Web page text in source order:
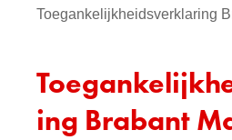
Toegankelijkheidsverklaring
ing Brabant